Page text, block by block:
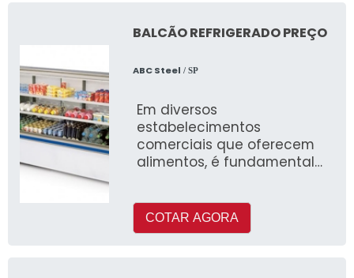
BALCÃO REFRIGERADO PREÇO
ABC Steel / SP
Em diversos
estabelecimentos
comerciais que oferecem
alimentos, é fundamental
evitar que esses alimentos
estraguem
COTAR AGORA